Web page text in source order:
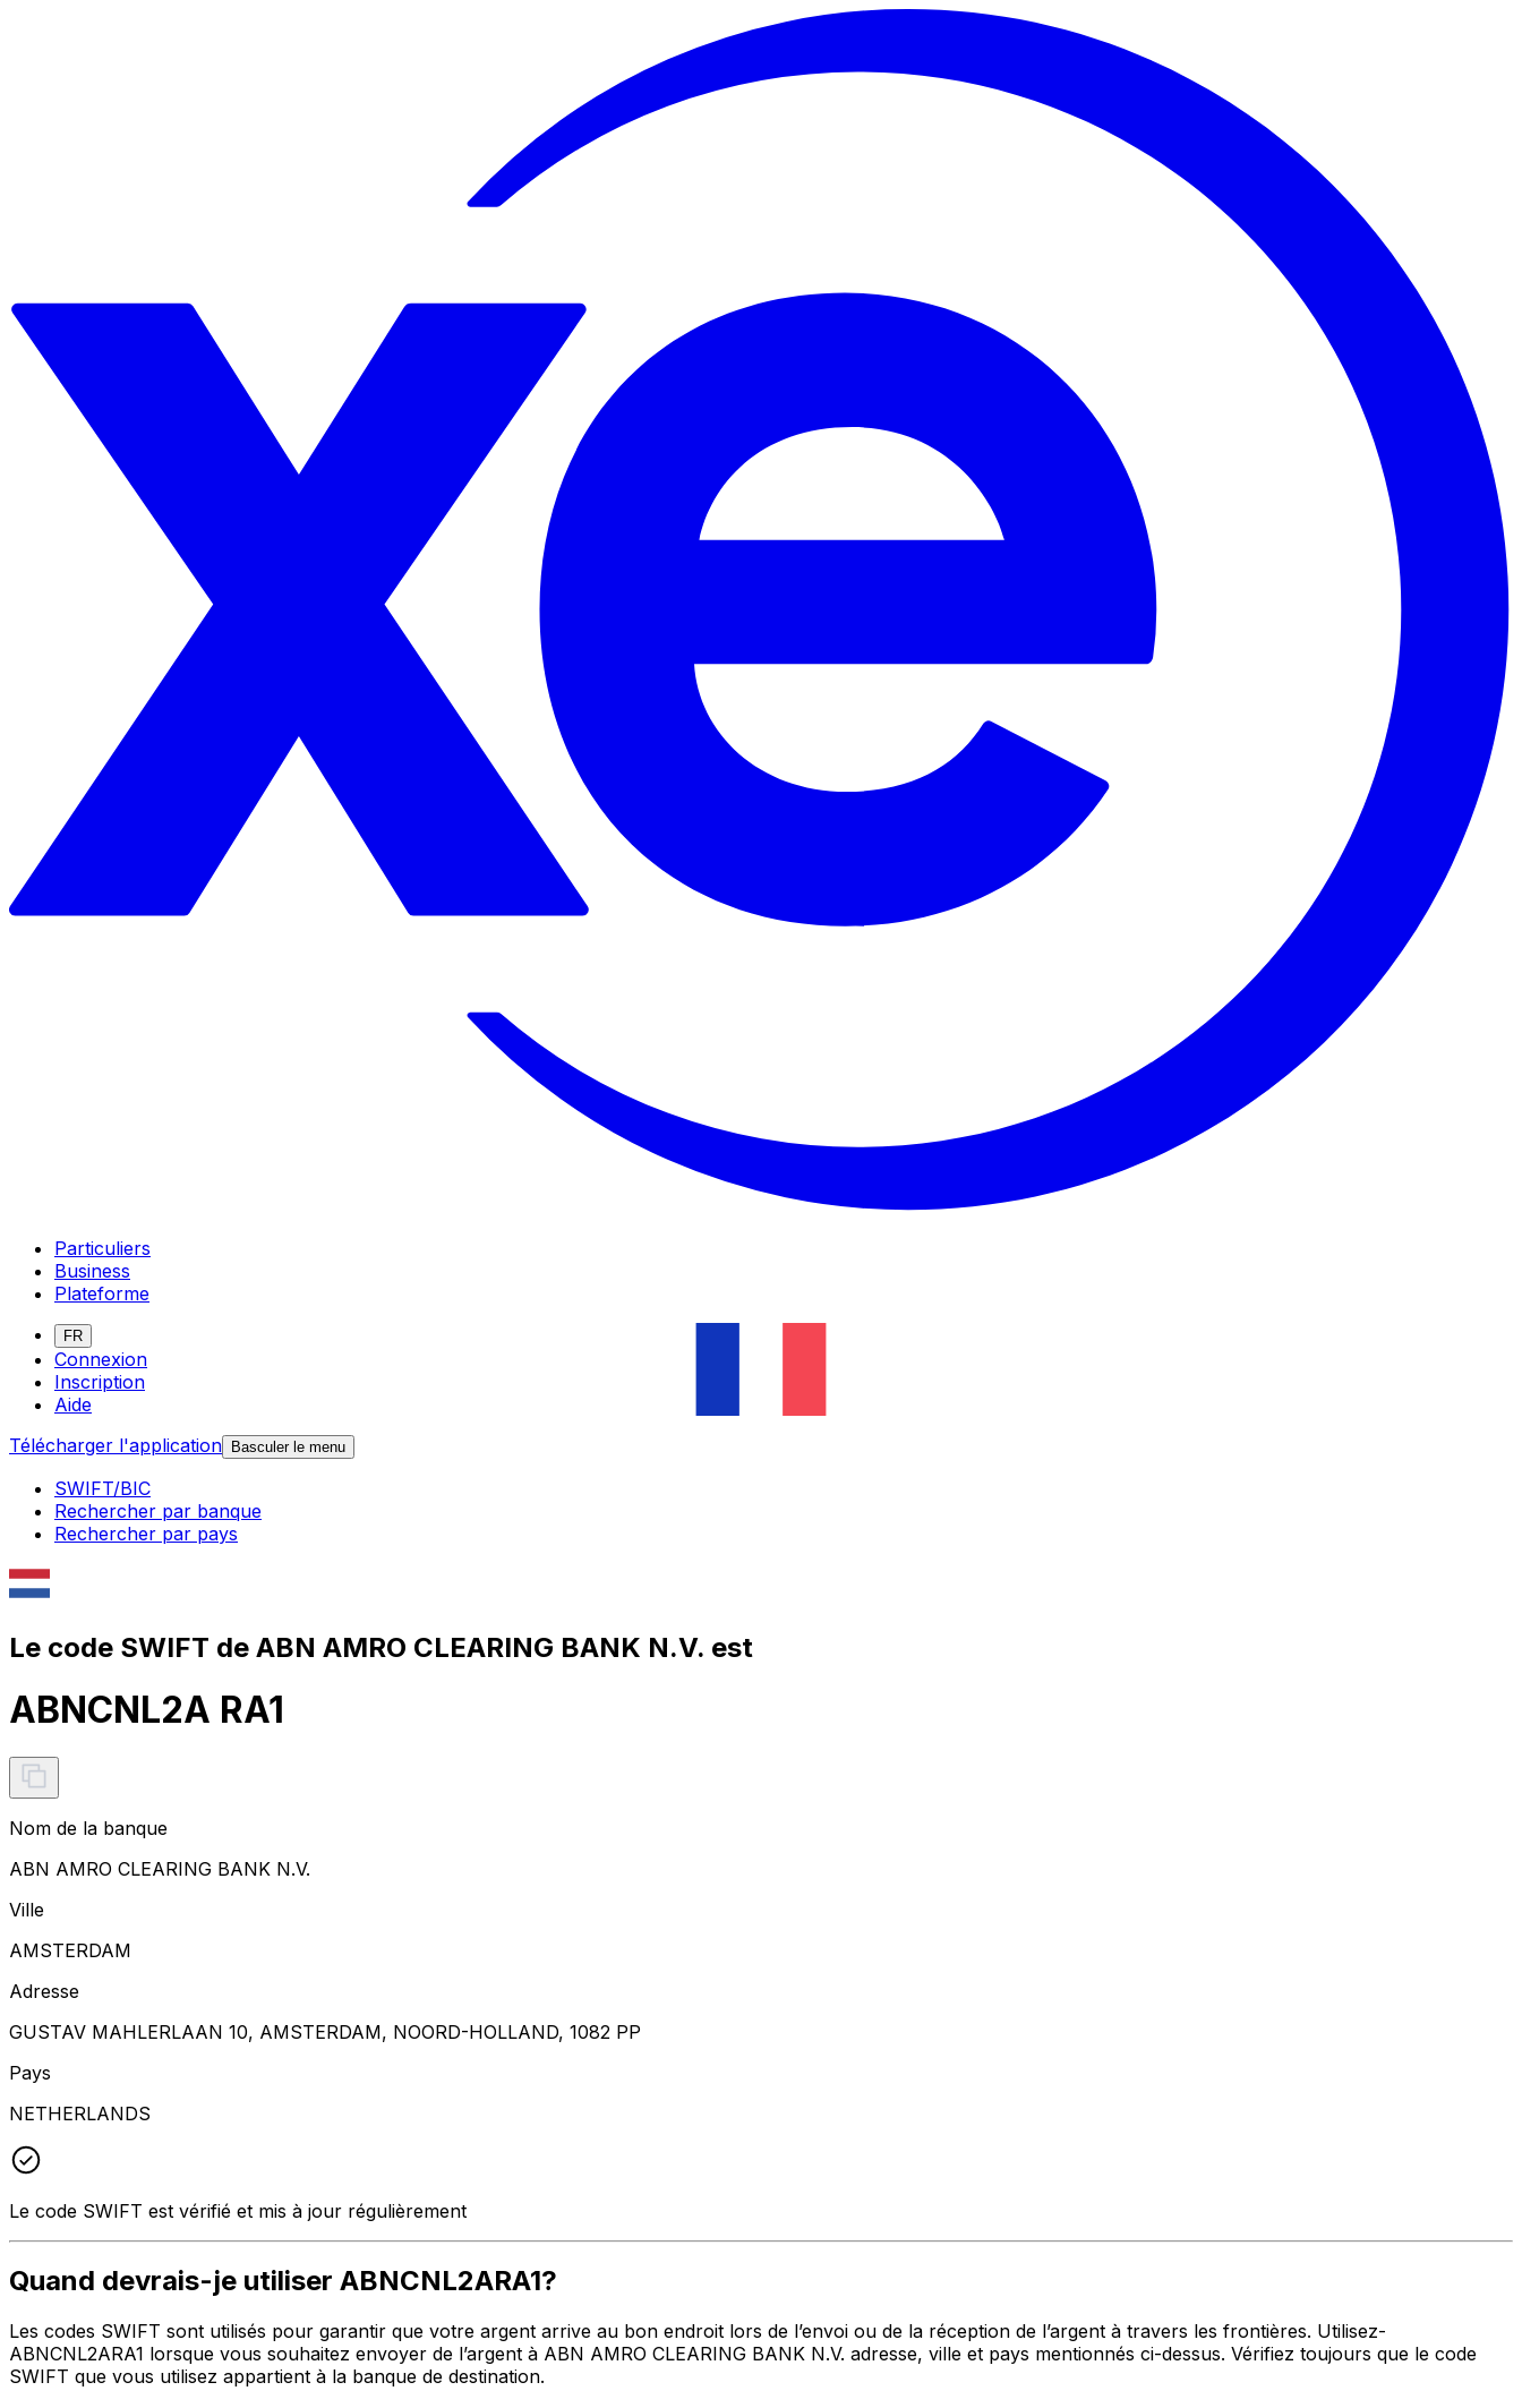
Particuliers
Business
Plateforme
FR
Connexion
Inscription
Aide
Télécharger l'application Basculer le menu
SWIFT/BIC
Rechercher par banque
Rechercher par pays
Le code SWIFT de ABN AMRO CLEARING BANK N.V. est
ABNCNL2A RA1
Nom de la banque
ABN AMRO CLEARING BANK N.V.
Ville
AMSTERDAM
Adresse
GUSTAV MAHLERLAAN 10, AMSTERDAM, NOORD-HOLLAND, 1082 PP
Pays
NETHERLANDS
Le code SWIFT est vérifié et mis à jour régulièrement
Quand devrais-je utiliser ABNCNL2ARA1?
Les codes SWIFT sont utilisés pour garantir que votre argent arrive au bon endroit lors de l’envoi ou de la réception de l’argent à travers les frontières. Utilisez-
ABNCNL2ARA1 lorsque vous souhaitez envoyer de l’argent à ABN AMRO CLEARING BANK N.V. adresse, ville et pays mentionnés ci-dessus. Vérifiez toujours que le code
SWIFT que vous utilisez appartient à la banque de destination.